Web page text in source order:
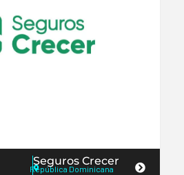
Seguros Crecer
República Dominicana